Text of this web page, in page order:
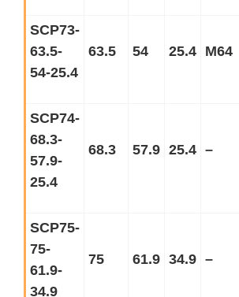
SCP73-
63.5-
54-25.4
63.5 54 25.4 M64
SCP74-
68.3-
57.9-
25.4
68.3 57.9 25.4 –
SCP75-
75-
61.9-
34.9
75 61.9 34.9 –